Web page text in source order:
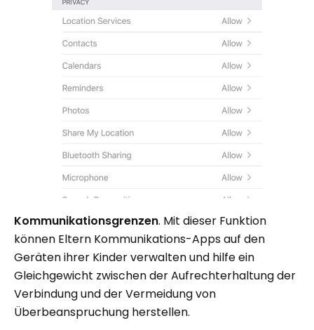
Kommunikationsgrenzen. Mit dieser Funktion
können Eltern Kommunikations-Apps auf den
Geräten ihrer Kinder verwalten und hilfe ein
Gleichgewicht zwischen der Aufrechterhaltung der
Verbindung und der Vermeidung von
Überbeanspruchung herstellen.